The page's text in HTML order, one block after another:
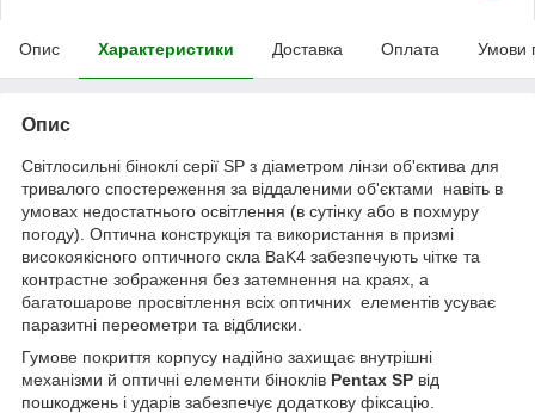
Опис Характеристики Доставка Оплата Умови
Опис
Світлосильні біноклі серії SP з діаметром лінзи об'єктива для
тривалого спостереження за віддаленими об'єктами навіть в
умовах недостатнього освітлення (в сутінку або в похмуру
погоду). Оптична конструкція та використання в призмі
високоякісного оптичного скла BaK4 забезпечують чітке та
контрастне зображення без затемнення на краях, а
багатошарове просвітлення всіх оптичних елементів усуває
паразитні переометри та відблиски.
Гумове покриття корпусу надійно захищає внутрішні
механізми й оптичні елементи біноклів Pentax SP від
пошкоджень і ударів забезпечує додаткову фіксацію.